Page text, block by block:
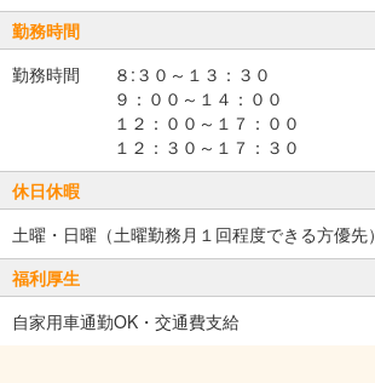
勤務時間
勤務時間 ８:３０～１３：３０
９：００～１４：００
１２：００～１７：００
１２：３０～１７：３０
休日休暇
土曜・日曜（土曜勤務月１回程度できる方優先）
福利厚生
自家用車通勤OK・交通費支給